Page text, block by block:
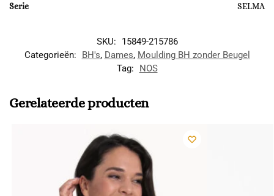
Serie SELMA
SKU:
15849-215786
Categorieën:
BH's, Dames, Moulding BH zonder Beugel
Tag:
NOS
Gerelateerde producten